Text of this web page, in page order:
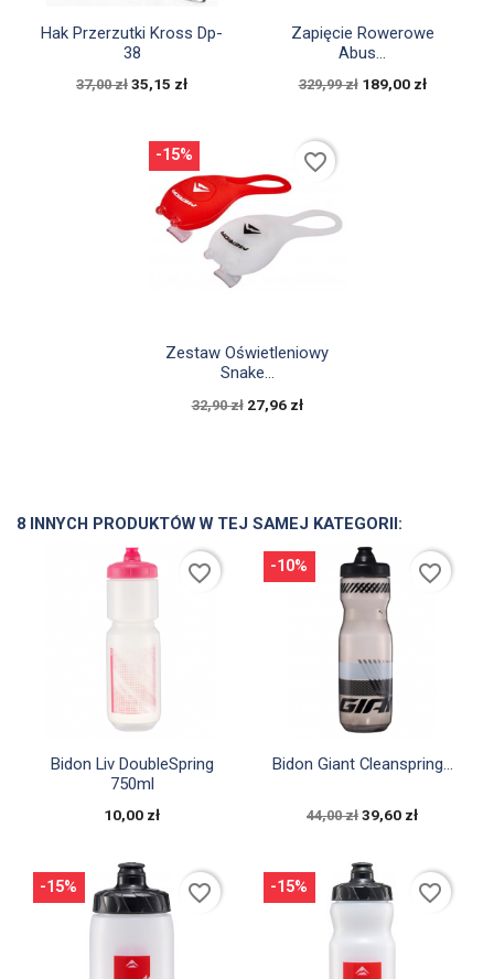
Szybki podgląd
Hak Przerzutki Kross Dp-
38
37,00 zł 35,15 zł
Szybki podgląd
Zapięcie Rowerowe
Abus...
329,99 zł 189,00 zł
Szybki podgląd
Zestaw Oświetleniowy
Snake...
32,90 zł 27,96 zł
-15% favorite_border
8 INNYCH PRODUKTÓW W TEJ SAMEJ KATEGORII:
Szybki podgląd
Bidon Liv DoubleSpring
750ml
10,00 zł
favorite_border
Szybki podgląd
Bidon Giant Cleanspring...
44,00 zł 39,60 zł
-10% favorite_border
-15% favorite_border -15% favorite_border